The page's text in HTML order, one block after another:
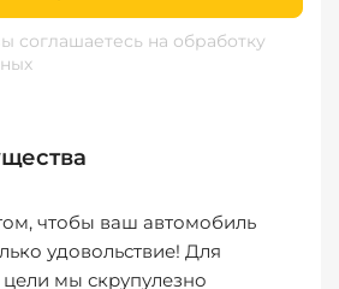
соглашаетесь на обработку
чтобы ваш автомобиль
удовольствие! Для
мы скрупулезно